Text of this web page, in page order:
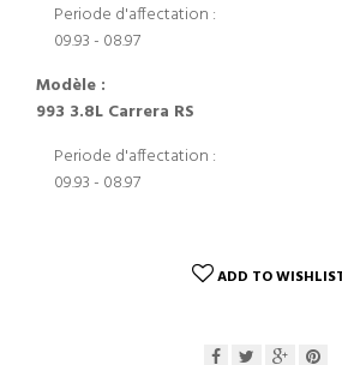
Periode d'affectation :
09.93 - 08.97
Modèle :
993 3.8L Carrera RS
Periode d'affectation :
09.93 - 08.97
ADD TO